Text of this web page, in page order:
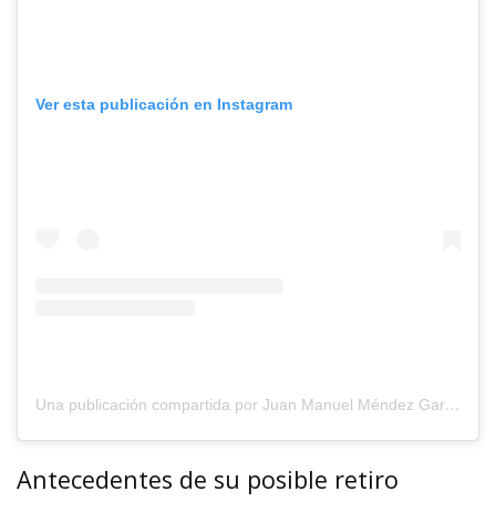
Ver esta publicación en Instagram
Una publicación compartida por Juan Manuel Méndez García (@juanmanuelmendezgarcia)
Antecedentes de su posible retiro